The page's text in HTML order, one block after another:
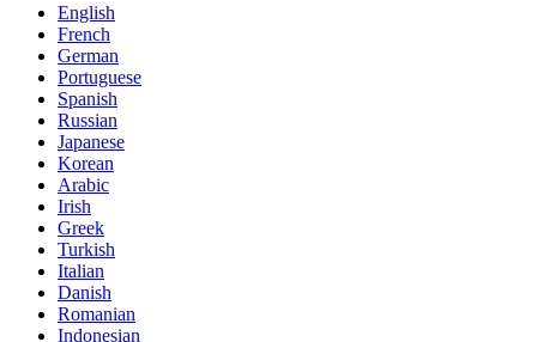
English
French
German
Portuguese
Spanish
Russian
Japanese
Korean
Arabic
Irish
Greek
Turkish
Italian
Danish
Romanian
Indonesian